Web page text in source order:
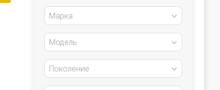
Марка
Модель
Поколение